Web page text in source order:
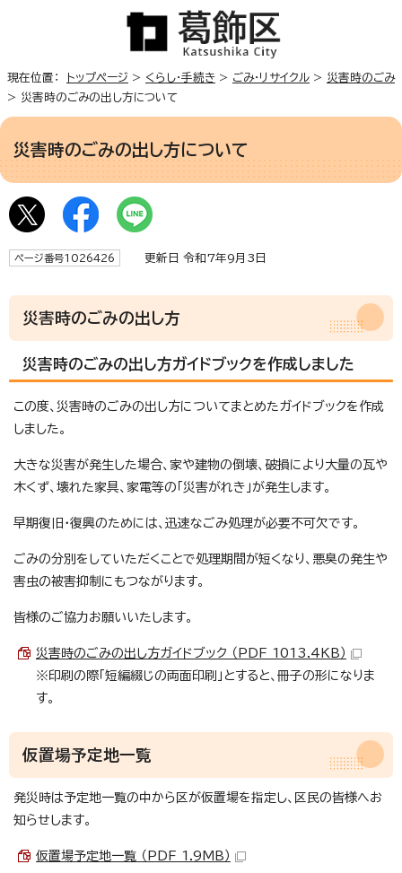
現在位置： トップページ > くらし・手続き > ごみ・リサイクル > 災害時のごみ
> 災害時のごみの出し方について
災害時のごみの出し方について
ページ番号1026426 更新日 令和7年9月3日
災害時のごみの出し方
災害時のごみの出し方ガイドブックを作成しました
この度、災害時のごみの出し方についてまとめたガイドブックを作成
しました。
大きな災害が発生した場合、家や建物の倒壊、破損により大量の瓦や
木くず、壊れた家具、家電等の「災害がれき」が発生します。
早期復旧・復興のためには、迅速なごみ処理が必要不可欠です。
ごみの分別をしていただくことで処理期間が短くなり、悪臭の発生や
害虫の被害抑制にもつながります。
皆様のご協力お願いいたします。
災害時のごみの出し方ガイドブック （PDF 1013.4KB）
※印刷の際「短編綴じの両面印刷」とすると、冊子の形になりま
す。
仮置場予定地一覧
発災時は予定地一覧の中から区が仮置場を指定し、区民の皆様へお
知らせします。
仮置場予定地一覧 （PDF 1.9MB）